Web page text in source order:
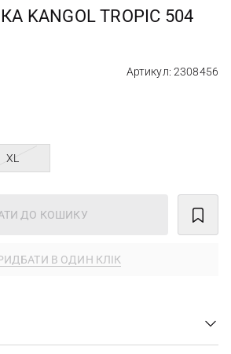
KANGOL TROPIC 504
Артикул: 2308456
XL
ДО КОШИКУ
В ОДИН КЛІК